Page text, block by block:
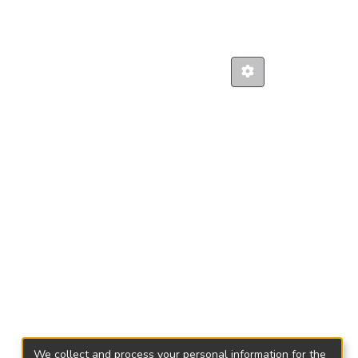
We collect and process your personal information for the